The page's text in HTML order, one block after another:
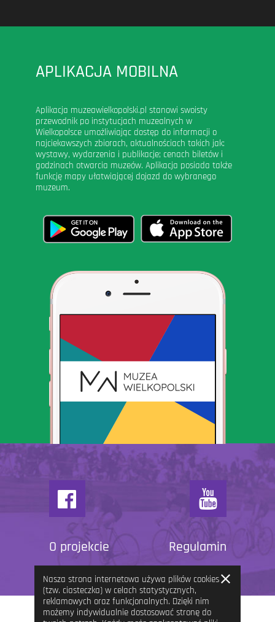
APLIKACJA MOBILNA
Aplikacja muzeawielkopolski.pl stanowi swoisty
przewodnik po instytucjach muzealnych w
Wielkopolsce umożliwiając dostęp do informacji o
najciekawszych zbiorach, aktualnościach takich jak:
wystawy, wydarzenia i publikacje; cenach biletów i
godzinach otwarcia muzeów. Aplikacja posiada także
funkcję mapy ułatwiającej dojazd do wybranego
muzeum.
O projekcie Regulamin
Nasza strona internetowa używa plików cookies
(tzw. ciasteczka) w celach statystycznych,
reklamowych oraz funkcjonalnych. Dzięki nim
możemy indywidualnie dostosować stronę do